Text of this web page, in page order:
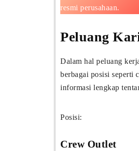
resmi perusahaan.
Peluang
Dalam hal peluang
berbagai posisi seperti
informasi lengkap
Posisi:
Crew Outlet